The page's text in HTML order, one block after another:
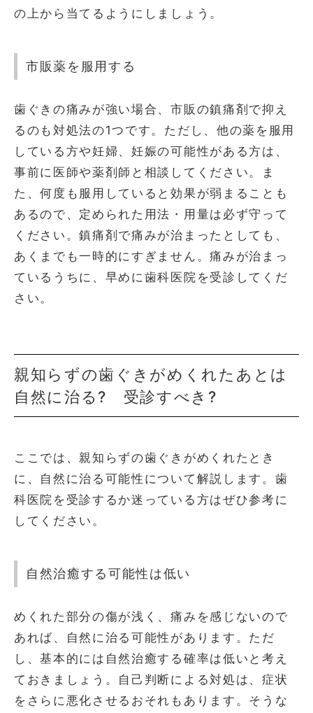
の上から当てるようにしましょう。
市販薬を服用する
歯ぐきの痛みが強い場合、市販の鎮痛剤で抑え
るのも対処法の1つです。ただし、他の薬を服用
している方や妊婦、妊娠の可能性がある方は、
事前に医師や薬剤師と相談してください。ま
た、何度も服用していると効果が弱まることも
あるので、定められた用法・用量は必ず守って
ください。鎮痛剤で痛みが治まったとしても、
あくまでも一時的にすぎません。痛みが治まっ
ているうちに、早めに歯科医院を受診してくだ
さい。
親知らずの歯ぐきがめくれたあとは
自然に治る? 受診すべき?
ここでは、親知らずの歯ぐきがめくれたとき
に、自然に治る可能性について解説します。歯
科医院を受診するか迷っている方はぜひ参考に
してください。
自然治癒する可能性は低い
めくれた部分の傷が浅く、痛みを感じないので
あれば、自然に治る可能性があります。ただ
し、基本的には自然治癒する確率は低いと考え
ておきましょう。自己判断による対処は、症状
をさらに悪化させるおそれもあります。そうな